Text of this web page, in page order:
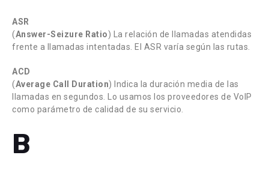
ASR
(Answer-Seizure Ratio) La relación de llamadas atendidas
frente a llamadas intentadas. El ASR varía según las rutas.
ACD
(Average Call Duration) Indica la duración media de las
llamadas en segundos. Lo usamos los proveedores de VoIP
como parámetro de calidad de su servicio.
B